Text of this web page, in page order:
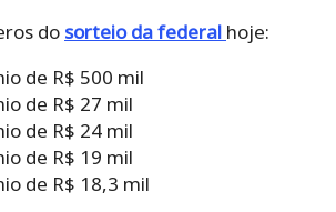
do sorteio da federal hoje:
de R$ 500 mil
de R$ 27 mil
de R$ 24 mil
de R$ 19 mil
de R$ 18,3 mil